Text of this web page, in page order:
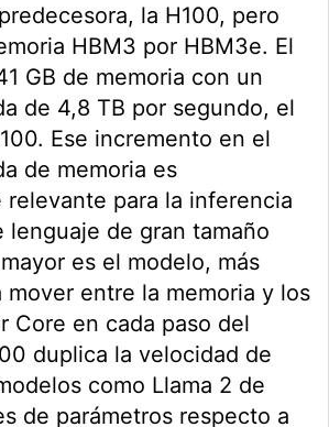
la H100, pero
HBM3 por HBM3e. El
GB de memoria con un
de 4,8 TB por segundo, el
Ese incremento en el
de memoria es
relevante para la inferencia
lenguaje de gran tamaño
es el modelo, más
mover entre la memoria y los
Core en cada paso del
duplica la velocidad de
como Llama 2 de
de parámetros respecto a